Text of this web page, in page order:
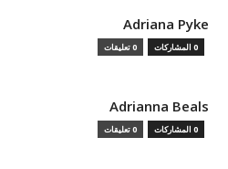
Adriana Pyke
0 المشاركات 0 تعليقات
Adrianna Beals
0 المشاركات 0 تعليقات